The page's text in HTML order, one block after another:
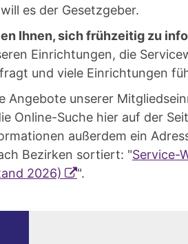
es der Gesetzgeber.
Ihnen, sich frühzeitig zu
Einrichtungen, die
und viele Einrichtungen
Angebote unserer
Online-Suche hier auf der
außerdem ein
Bezirken sortiert: "Service-
2026)
".